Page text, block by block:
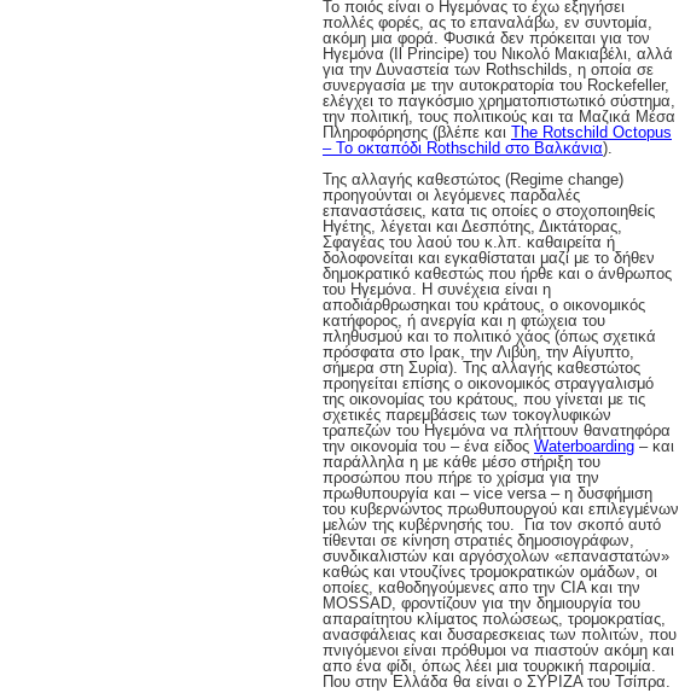
Το ποιός είναι ο Ηγεμόνας το έχω εξηγήσει
πολλές φορές, ας το επαναλάβω, εν συντομία,
ακόμη μια φορά. Φυσικά δεν πρόκειται για τον
Ηγεμόνα (Il Principe) του Νικολό Μακιαβέλι, αλλά
για την Δυναστεία των Rothschilds, η οποία σε
συνεργασία με την αυτοκρατορία του Rockefeller,
ελέγχει το παγκόσμιο χρηματοπιστωτικό σύστημα,
την πολιτική, τους πολιτικούς και τα Μαζικά Μέσα
Πληροφόρησης (βλέπε και The Rotschild Octopus
– Το οκταπόδι Rothschild στο Βαλκάνια).
Της αλλαγής καθεστώτος (Regime change)
προηγούνται οι λεγόμενες παρδαλές
επαναστάσεις, κατα τις οποίες ο στοχοποιηθείς
Ηγέτης, λέγεται και Δεσπότης, Δικτάτορας,
Σφαγέας του λαού του κ.λπ. καθαιρείτα ή
δολοφονείται και εγκαθίσταται μαζί με το δήθεν
δημοκρατικό καθεστώς που ήρθε και ο άνθρωπος
του Ηγεμόνα. Η συνέχεια είναι η
αποδιάρθρωσηκαι του κράτους, ο οικονομικός
κατήφορος, ή ανεργία και η φτώχεια του
πληθυσμού και το πολιτικό χάος (όπως σχετικά
πρόσφατα στο Ιρακ, την Λιβύη, την Αίγυπτο,
σήμερα στη Συρία). Της αλλαγής καθεστώτος
προηγείται επίσης ο οικονομικός στραγγαλισμό
της οικονομίας του κράτους, που γίνεται με τις
σχετικές παρεμβάσεις των τοκογλυφικών
τραπεζών του Ηγεμόνα να πλήττουν θανατηφόρα
την οικονομία του – ένα είδος Waterboarding – και
παράλληλα η με κάθε μέσο στήριξη του
προσώπου που πήρε το χρίσμα για την
πρωθυπουργία και – vice versa – η δυσφήμιση
του κυβερνώντος πρωθυπουργού και επιλεγμένων
μελών της κυβέρνησής του. Για τον σκοπό αυτό
τίθενται σε κίνηση στρατιές δημοσιογράφων,
συνδικαλιστών και αργόσχολων «επαναστατών»
καθώς και ντουζίνες τρομοκρατικών ομάδων, οι
οποίες, καθοδηγούμενες απο την CIA και την
MOSSAD, φροντίζουν για την δημιουργία του
απαραίτητου κλίματος πολώσεως, τρομοκρατίας,
ανασφάλειας και δυσαρεσκειας των πολιτών, που
πνιγόμενοι είναι πρόθυμοι να πιαστούν ακόμη και
απο ένα φίδι, όπως λέει μια τουρκική παροιμία.
Που στην Ελλάδα θα είναι ο ΣΥΡΙΖΑ του Τσίπρα.